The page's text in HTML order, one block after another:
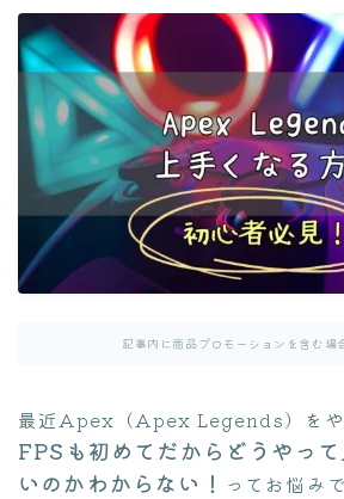
ケア方法
病気・症状
緊急対応
病院・Q&A
よくある質問集
病院探し
記事内に商品プロモーションを含む場
最近Apex（Apex Legends）をや
FPSも初めてだからどうやっ
いのかわからない！ ってお悩み